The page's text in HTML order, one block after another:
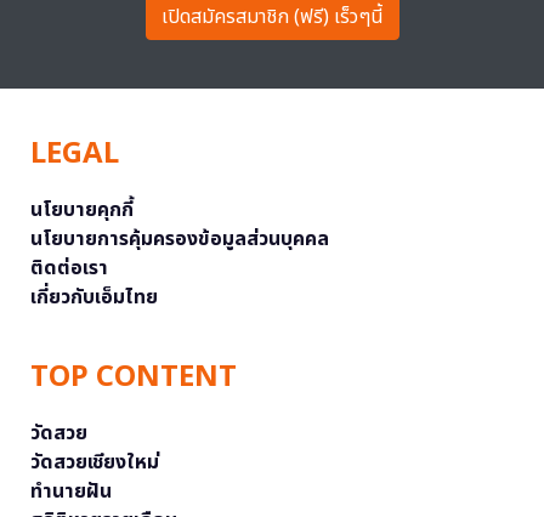
เปิดสมัครสมาชิก (ฟรี) เร็วๆนี้
LEGAL
นโยบายคุกกี้
นโยบายการคุ้มครองข้อมูลส่วนบุคคล
ติดต่อเรา
เกี่ยวกับเอ็มไทย
TOP CONTENT
วัดสวย
วัดสวยเชียงใหม่
ทำนายฝัน